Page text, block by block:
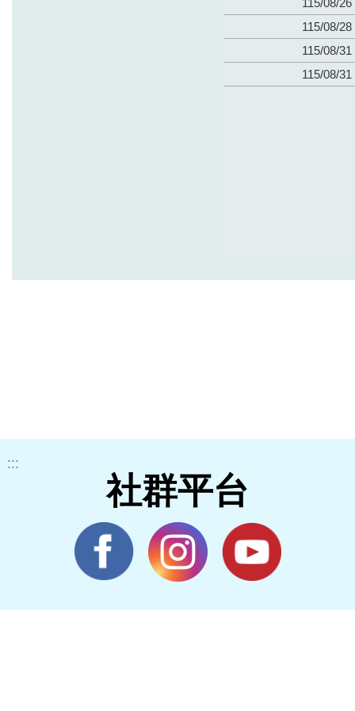
:::
社群平台